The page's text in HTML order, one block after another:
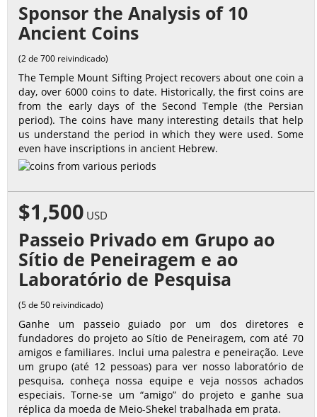
Sponsor the Analysis of 10
Ancient Coins
(2 de 700 reivindicado)
The Temple Mount Sifting Project recovers about one coin a
day, over 6000 coins to date. Historically, the first coins are
from the early days of the Second Temple (the Persian
period). The coins have many interesting details that help
us understand the period in which they were used. Some
even have inscriptions in ancient Hebrew.
$1,500 USD
Passeio Privado em Grupo ao
Sítio de Peneiragem e ao
Laboratório de Pesquisa
(5 de 50 reivindicado)
Ganhe um passeio guiado por um dos diretores e
fundadores do projeto ao Sítio de Peneiragem, com até 70
amigos e familiares. Inclui uma palestra e peneiração. Leve
um grupo (até 12 pessoas) para ver nosso laboratório de
pesquisa, conheça nossa equipe e veja nossos achados
especiais. Torne-se um “amigo” do projeto e ganhe sua
réplica da moeda de Meio-Shekel trabalhada em prata.